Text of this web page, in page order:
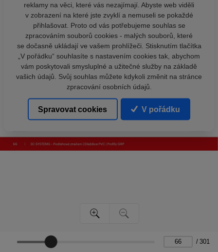
/ 301
reklamy na věci, které vás nezajímají. Abyste web viděli
v zobrazení na které jste zvyklí a nemuseli se pokaždé
přihlašovat. Proto od vás potřebujeme souhlas se
zpracováním souborů cookies - malých souborů, které
se dočasně ukládají ve vašem prohlížeči. Stisknutím tlačítka
„V pořádku“ souhlasíte s nastavením cookies tak, abychom
vám poskytovali smysluplné a užitečné služby na základě
vašich údajů. Svůj souhlas můžete kdykoli změnit na stránce
zpracování osobních údajů.
Spravovat cookies V pořádku